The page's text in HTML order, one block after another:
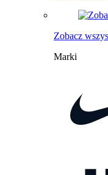
Zobacz
Marki